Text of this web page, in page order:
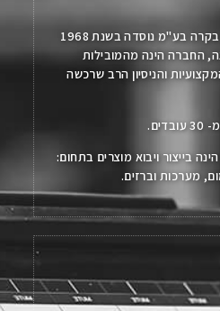
חברת אלקון ממב מכשירי בקרה בע"מ נוסדה בשנת 1968
החברה הינה מהמובילות
והניסיון הרב שרכשה
בייצור ויבוא מוצרים בתחום:
מערכות וברזים.